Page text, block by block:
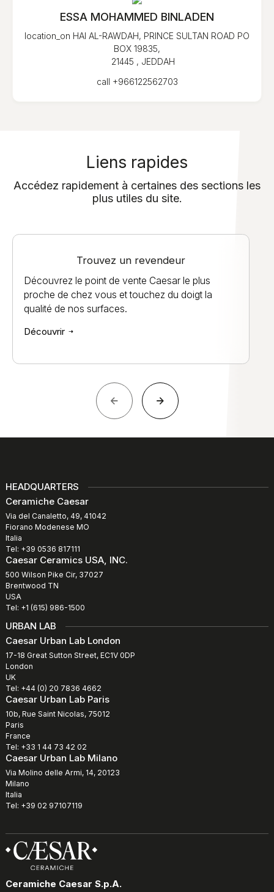
ESSA MOHAMMED BINLADEN
location_on HAI AL-RAWDAH, PRINCE SULTAN ROAD PO
BOX 19835,
21445 , JEDDAH
call +966122562703
Liens rapides
Accédez rapidement à certaines des sections les
plus utiles du site.
Trouvez un revendeur
Découvrez le point de vente Caesar le plus
proche de chez vous et touchez du doigt la
qualité de nos surfaces.
Découvrir
HEADQUARTERS
Ceramiche Caesar
Via del Canaletto, 49, 41042
Fiorano Modenese MO
Italia
Tel: +39 0536 817111
Caesar Ceramics USA, INC.
500 Wilson Pike Cir, 37027
Brentwood TN
USA
Tel: +1 (615) 986-1500
URBAN LAB
Caesar Urban Lab London
17-18 Great Sutton Street, EC1V 0DP
London
UK
Tel: +44 (0) 20 7836 4662
Caesar Urban Lab Paris
10b, Rue Saint Nicolas, 75012
Paris
France
Tel: +33 1 44 73 42 02
Caesar Urban Lab Milano
Via Molino delle Armi, 14, 20123
Milano
Italia
Tel: +39 02 97107119
Ceramiche Caesar S.p.A.